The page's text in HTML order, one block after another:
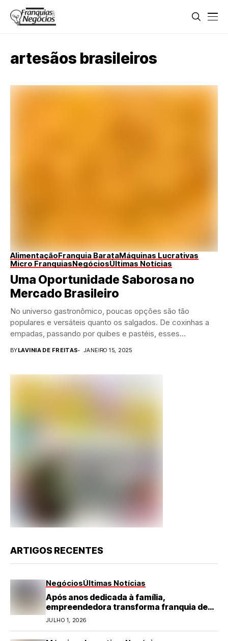
artesãos brasileiros
AlimentaçãoFranquia BarataMáquinas Lucrativas
Micro FranquiasNegóciosÚltimas Notícias
Uma Oportunidade Saborosa no
Mercado Brasileiro
No universo gastronômico, poucas opções são tão
populares e versáteis quanto os salgados. De coxinhas a
empadas, passando por quibes e pastéis, esses...
BYLAVINIA DE FREITAS JANEIRO 15, 2025
ARTIGOS RECENTES
NegóciosÚltimas Notícias
Após anos dedicada à família,
empreendedora transforma franquia de
turismo em negócio de destaque no RN
JULHO 1, 2026